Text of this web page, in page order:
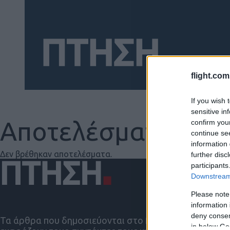
If you wish
sensitive
confirm
continue
information
further
Please
information
deny
in below
Social
Αποτελέσματα
Δεν βρέθηκαν αποτελέσματα.
Τα άρθρα που δημοσιεύονται στο flight.com.gr